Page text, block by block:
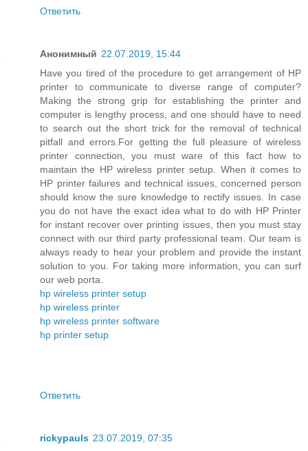
Ответить
Анонимный 22.07.2019, 15:44
Have you tired of the procedure to get arrangement of HP
printer to communicate to diverse range of computer?
Making the strong grip for establishing the printer and
computer is lengthy process, and one should have to need
to search out the short trick for the removal of technical
pitfall and errors.For getting the full pleasure of wireless
printer connection, you must ware of this fact how to
maintain the HP wireless printer setup. When it comes to
HP printer failures and technical issues, concerned person
should know the sure knowledge to rectify issues. In case
you do not have the exact idea what to do with HP Printer
for instant recover over printing issues, then you must stay
connect with our third party professional team. Our team is
always ready to hear your problem and provide the instant
solution to you. For taking more information, you can surf
our web porta.
hp wireless printer setup
hp wireless printer
hp wireless printer software
hp printer setup
Ответить
rickypauls 23.07.2019, 07:35